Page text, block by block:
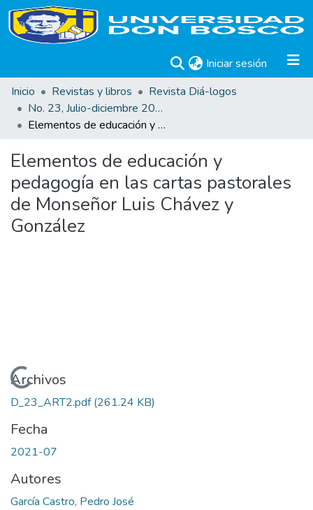
Iniciar sesión (current)
Inicio
Revistas y libros
Revista Diá-logos
No. 23, Julio-diciembre 2021
Elementos de educación y pedagogía en las cartas pastorales de Monseñor Luis Chávez y González
Elementos de educación y
pedagogía en las cartas pastorales
de Monseñor Luis Chávez y
González
Cargando...
Archivos
D_23_ART2.pdf(261.24 KB)
Fecha
2021-07
Autores
García Castro, Pedro José